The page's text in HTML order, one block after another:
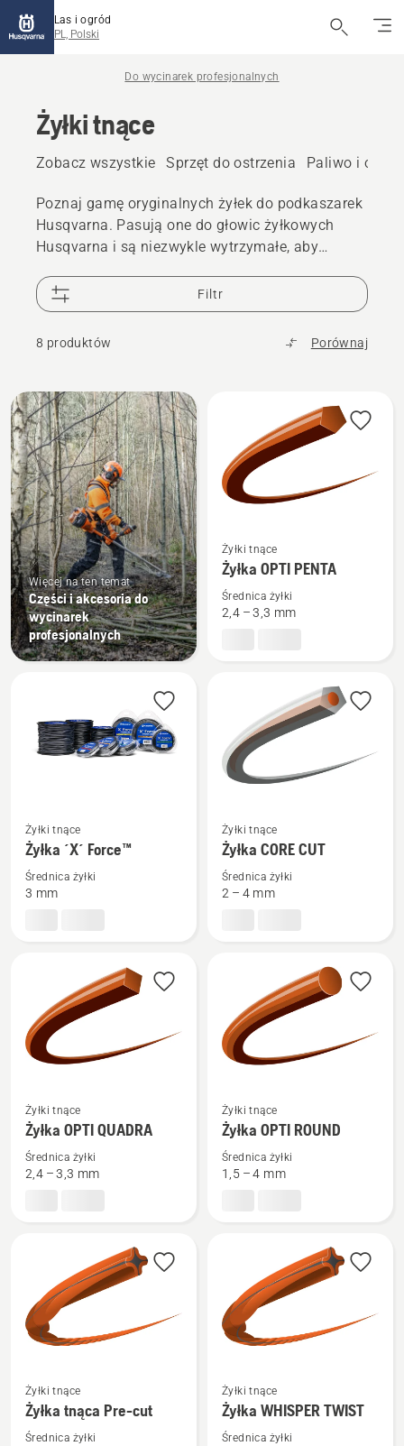
Las i ogród
PL, Polski
Do wycinarek profesjonalnych
Żyłki tnące
Zobacz wszystkie Sprzęt do ostrzenia Paliwo i olej
Poznaj gamę oryginalnych żyłek do podkaszarek
Husqvarna. Pasują one do głowic żyłkowych
Husqvarna i są niezwykle wytrzymałe, aby
Filtr
8 produktów Porównaj
Wszystkie
produkty
Więcej na ten temat
Części i akcesoria do
wycinarek
profesjonalnych
więcej
szczegółów
Żyłka
Żyłki tnące
Żyłka OPTI PENTA
Średnica żyłki
2,4 – 3,3 mm
więcej
szczegółów
Żyłka
Żyłki tnące
Żyłka ´X´ Force™
Średnica żyłki
3 mm
więcej
szczegółów
Żyłka
Żyłki tnące
Żyłka CORE CUT
Średnica żyłki
2 – 4 mm
więcej
szczegółów
Żyłka
Żyłki tnące
Żyłka OPTI QUADRA
Średnica żyłki
2,4 – 3,3 mm
więcej
szczegółów
Żyłka
Żyłki tnące
Żyłka OPTI ROUND
Średnica żyłki
1,5 – 4 mm
więcej
szczegółów
Żyłki tnące
Żyłka tnąca Pre-cut
Średnica żyłki
więcej
szczegółów
Żyłki tnące
Żyłka WHISPER TWIST
Średnica żyłki